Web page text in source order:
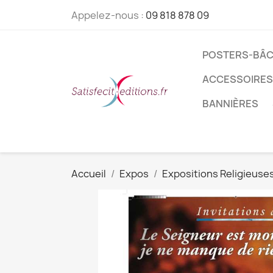
Appelez-nous : 09 818 878 09
POSTERS-
BANNIÈRES
Accueil Expos Expositions